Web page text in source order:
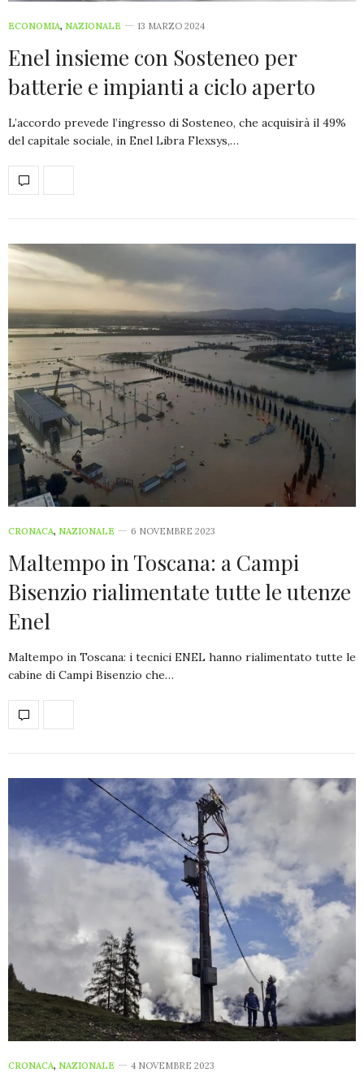
ECONOMIA, NAZIONALE 13 MARZO 2024
Enel insieme con Sosteneo per
batterie e impianti a ciclo aperto
L’accordo prevede l’ingresso di Sosteneo, che acquisirà il 49%
del capitale sociale, in Enel Libra Flexsys,…
CRONACA, NAZIONALE 6 NOVEMBRE 2023
Maltempo in Toscana: a Campi
Bisenzio rialimentate tutte le utenze
Enel
Maltempo in Toscana: i tecnici ENEL hanno rialimentato tutte le
cabine di Campi Bisenzio che…
CRONACA, NAZIONALE 4 NOVEMBRE 2023